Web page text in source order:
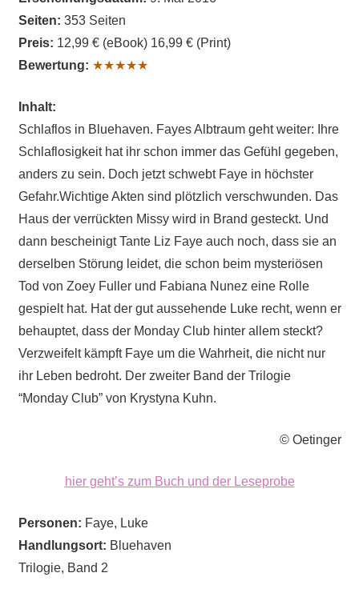
Seiten: 353 Seiten
Preis: 12,99 € (eBook) 16,99 € (Print)
Bewertung: ★★★★★
Inhalt:
Schlaflos in Bluehaven. Fayes Albtraum geht weiter: Ihre
Schlaflosigkeit hat ihr schon immer das Gefühl gegeben,
anders zu sein. Doch jetzt schwebt Faye in höchster
Gefahr.Wichtige Akten sind plötzlich verschwunden. Das
Haus der verrückten Missy wird in Brand gesteckt. Und
dann bescheinigt Tante Liz Faye auch noch, dass sie an
derselben Störung leidet, die schon beim mysteriösen
Tod von Zoey Fuller und Fabiana Nunez eine Rolle
gespielt hat. Hat der gut aussehende Luke recht, wenn er
behauptet, dass der Monday Club hinter allem steckt?
Verzweifelt kämpft Faye um die Wahrheit, die nicht nur
ihr Leben bedroht. Der zweiter Band der Trilogie
“Monday Club” von Krystyna Kuhn.
© Oetinger
hier geht’s zum Buch und der Leseprobe
Personen: Faye, Luke
Handlungsort: Bluehaven
Trilogie, Band 2